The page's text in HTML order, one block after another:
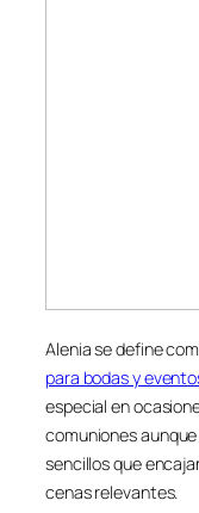
Alenia se define
para bodas y
especial en
comuniones
sencillos que
cenas relevantes.